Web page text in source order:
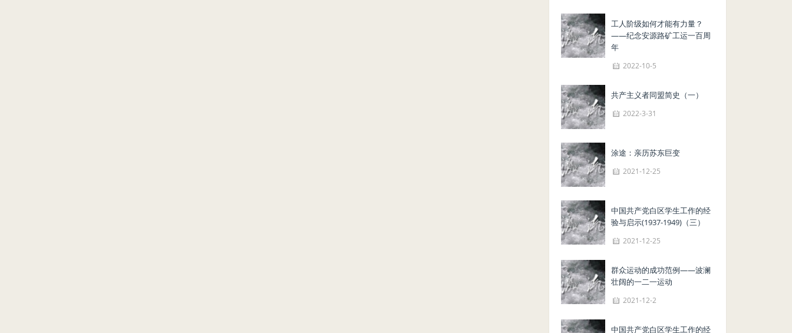
工人阶级如何才能有力量？
——纪念安源路矿工运一百周
年
2022-10-5
共产主义者同盟简史（一）
2022-3-31
涂途：亲历苏东巨变
2021-12-25
中国共产党白区学生工作的经
验与启示(1937-1949)（三）
2021-12-25
群众运动的成功范例——波澜
壮阔的一二一运动
2021-12-2
中国共产党白区学生工作的经